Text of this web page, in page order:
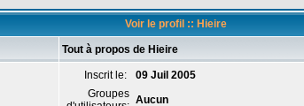
Voir le profil :: Hieire
Tout à propos de Hieire
Inscrit le:
09 Juil 2005
Groupes Aucun